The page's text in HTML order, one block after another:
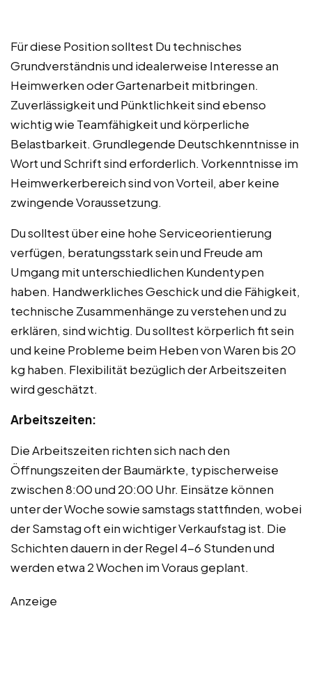
Für diese Position solltest Du technisches
Grundverständnis und idealerweise Interesse an
Heimwerken oder Gartenarbeit mitbringen.
Zuverlässigkeit und Pünktlichkeit sind ebenso
wichtig wie Teamfähigkeit und körperliche
Belastbarkeit. Grundlegende Deutschkenntnisse in
Wort und Schrift sind erforderlich. Vorkenntnisse im
Heimwerkerbereich sind von Vorteil, aber keine
zwingende Voraussetzung.
Du solltest über eine hohe Serviceorientierung
verfügen, beratungsstark sein und Freude am
Umgang mit unterschiedlichen Kundentypen
haben. Handwerkliches Geschick und die Fähigkeit,
technische Zusammenhänge zu verstehen und zu
erklären, sind wichtig. Du solltest körperlich fit sein
und keine Probleme beim Heben von Waren bis 20
kg haben. Flexibilität bezüglich der Arbeitszeiten
wird geschätzt.
Arbeitszeiten:
Die Arbeitszeiten richten sich nach den
Öffnungszeiten der Baumärkte, typischerweise
zwischen 8:00 und 20:00 Uhr. Einsätze können
unter der Woche sowie samstags stattfinden, wobei
der Samstag oft ein wichtiger Verkaufstag ist. Die
Schichten dauern in der Regel 4-6 Stunden und
werden etwa 2 Wochen im Voraus geplant.
Anzeige